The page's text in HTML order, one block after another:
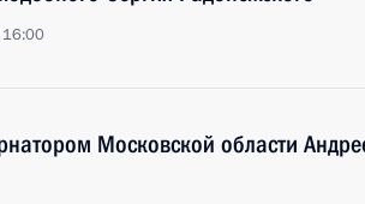
16:00
Московской области